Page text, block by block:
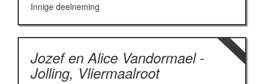
Innige deelneming
Jozef en Alice Vandormael -
Jolling, Vliermaalroot